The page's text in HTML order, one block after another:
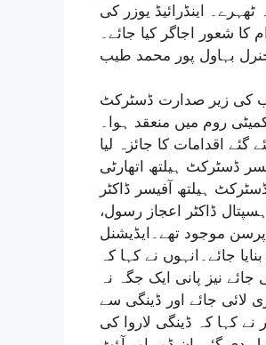
اینڈرائیڈ یوزر کی
شعور اجاگر کیا جائے۔
بہاول پور محمد طیب
کی زیر صدارت ڈسٹرکٹ
روم میں منعقد ہوا۔
سے کئے گئے اقدامات کا جائزہ لیا
ڈسٹرکٹ ہیلتھ اتھارٹی
ہیلتھ آفیسر ڈاکٹر
ڈاکٹر اعجاز رسول،
موجود تھے۔ایڈیشنل
جائے۔انہوں نے کہا کہ
نیز پانی ایک جگہ نہ
لائی جائے اور ڈینگی سے
کہا کہ ڈینگی لاروا کی